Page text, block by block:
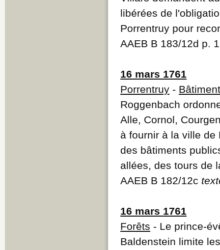
libérées de
Porrentruy pour
AAEB B 183/12d p.
16 mars 1761
Porrentruy -
Roggenbach
Alle, Cornol,
à fournir à la ville de
des bâtiments
allées, des tours de
AAEB B 182/12c
16 mars 1761
Forêts - Le prince-
Baldenstein limite